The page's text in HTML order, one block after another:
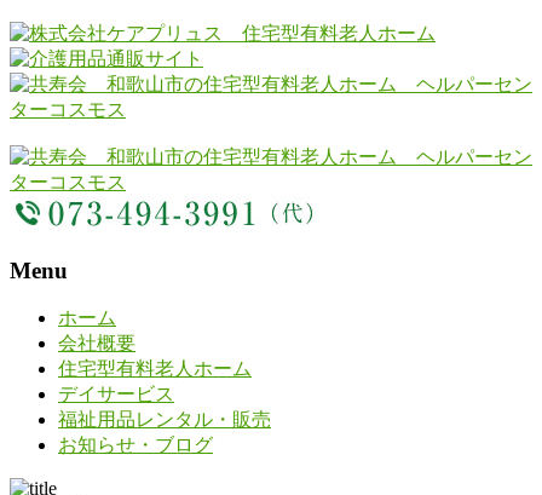
Menu
ホーム
会社概要
住宅型有料老人ホーム
デイサービス
福祉用品レンタル・販売
お知らせ・ブログ